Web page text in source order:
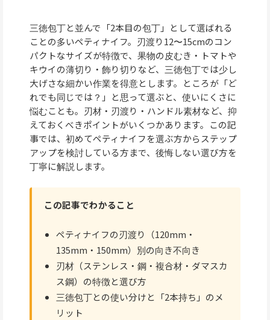
三徳包丁と並んで「2本目の包丁」として選ばれる
ことの多いペティナイフ。刃渡り12〜15cmのコン
パクトなサイズが特徴で、果物の皮むき・トマトや
キウイの薄切り・飾り切りなど、三徳包丁では少し
大げさな細かい作業を得意とします。ところが「ど
れでも同じでは？」と思って選ぶと、使いにくさに
悩むことも。刃材・刃渡り・ハンドル素材など、抑
えておくべきポイントがいくつかあります。この記
事では、初めてペティナイフを選ぶ方からステップ
アップを検討している方まで、後悔しない選び方を
丁寧に解説します。
この記事でわかること
ペティナイフの刃渡り（120mm・
135mm・150mm）別の向き不向き
刃材（ステンレス・鋼・複合材・ダマスカ
ス鋼）の特徴と選び方
三徳包丁との使い分けと「2本持ち」のメ
リット